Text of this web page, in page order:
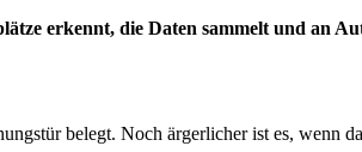
erkennt, die Daten sammelt und an
belegt. Noch ärgerlicher ist es, wenn